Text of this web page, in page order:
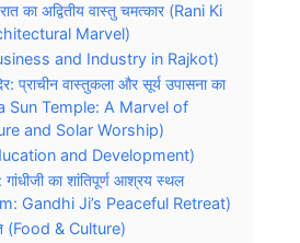
का अद्वितीय वास्तु चमत्कार (Rani Ki
Marvel)
and Industry in Rajkot)
प्राचीन वास्तुकला और सूर्य उपासना का
Sun Temple: A Marvel of
and Solar Worship)
and Development)
का शांतिपूर्ण आश्रय स्थल
Gandhi Ji’s Peaceful Retreat)
(Food & Culture)